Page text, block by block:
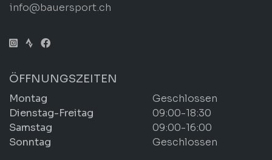
info@bauersport.ch
ÖFFNUNGSZEITEN
Montag
Geschlossen
Dienstag-Freitag
09:00-18:30
Samstag
09:00-16:00
Sonntag
Geschlossen